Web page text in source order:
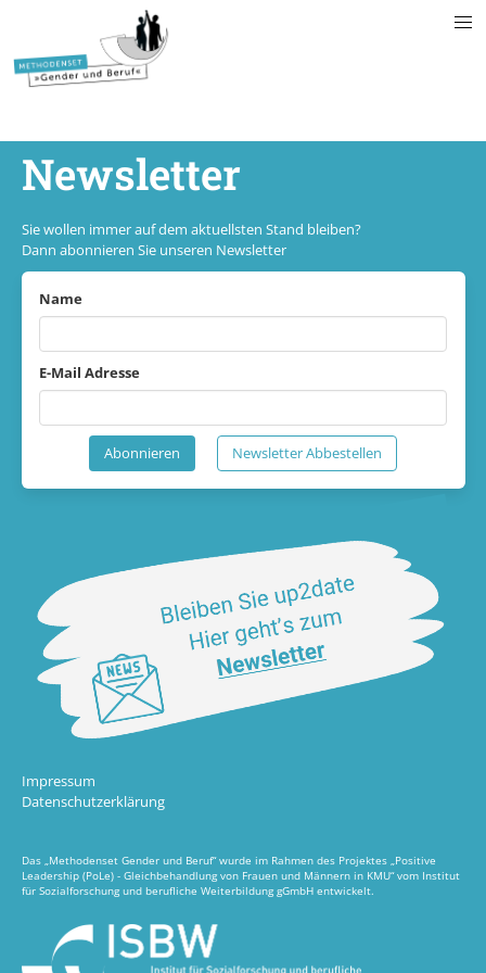
Newsletter
Sie wollen immer auf dem aktuellsten Stand bleiben?
Dann abonnieren Sie unseren Newsletter
Name
E-Mail Adresse
Abonnieren Newsletter Abbestellen
Impressum
Datenschutzerklärung
Das „Methodenset Gender und Beruf“ wurde im Rahmen des Projektes „Positive
Leadership (PoLe) - Gleichbehandlung von Frauen und Männern in KMU“ vom Institut
für Sozialforschung und berufliche Weiterbildung gGmbH entwickelt.